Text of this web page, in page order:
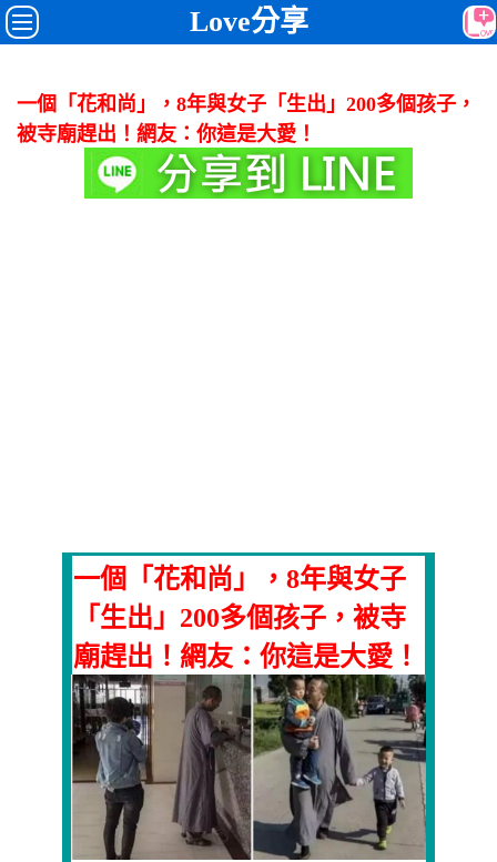
Love分享
一個「花和尚」，8年與女子「生出」200多個孩子，
被寺廟趕出！網友：你這是大愛！
一個「花和尚」，8年與女子
「生出」200多個孩子，被寺
廟趕出！網友：你這是大愛！